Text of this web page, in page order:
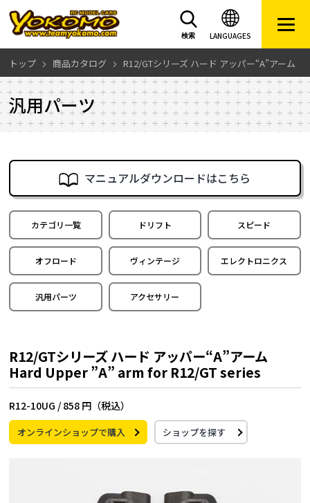
LANGUAGES
検索
トップ 商品カタログ R12/GTシリーズ ハード アッパー“A”アーム
汎用パーツ
マニュアルダウンロードはこちら
カテゴリ一覧 ドリフト スピード
オフロード ヴィンテージ エレクトロニクス
汎用パーツ アクセサリー
R12/GTシリーズ ハード アッパー“A”アーム
Hard Upper ”A” arm for R12/GT series
R12-10UG / 858 円（税込）
オンラインショップで購入 ショップを探す